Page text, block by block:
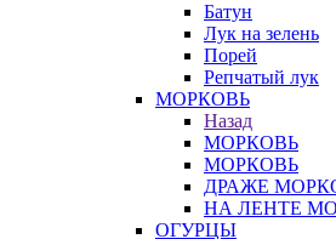
Батун
Лук на зелень
Порей
Репчатый лук
МОРКОВЬ
Назад
МОРКОВЬ
МОРКОВЬ
ДРАЖЕ
НА ЛЕНТЕ
ОГУРЦЫ